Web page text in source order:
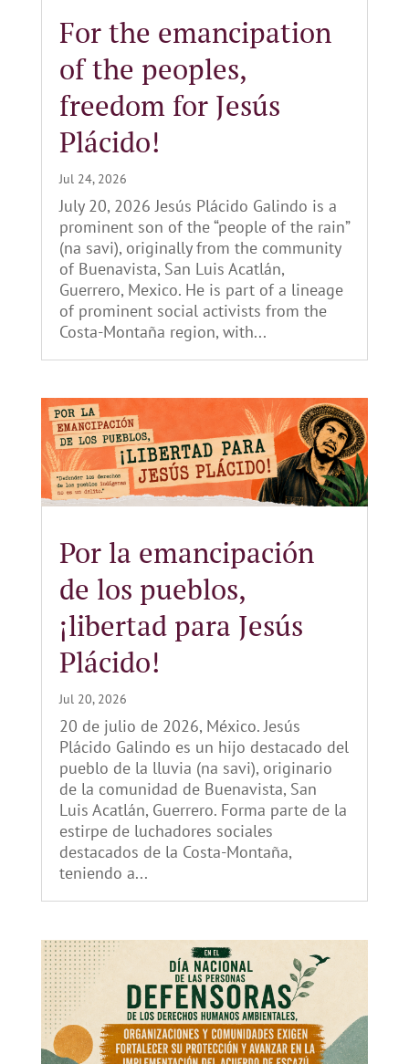
For the emancipation
of the peoples,
freedom for Jesús
Plácido!
Jul 24, 2026
July 20, 2026 Jesús Plácido Galindo is a
prominent son of the “people of the rain”
(na savi), originally from the community
of Buenavista, San Luis Acatlán,
Guerrero, Mexico. He is part of a lineage
of prominent social activists from the
Costa-Montaña region, with...
Por la emancipación
de los pueblos,
¡libertad para Jesús
Plácido!
Jul 20, 2026
20 de julio de 2026, México. Jesús
Plácido Galindo es un hijo destacado del
pueblo de la lluvia (na savi), originario
de la comunidad de Buenavista, San
Luis Acatlán, Guerrero. Forma parte de la
estirpe de luchadores sociales
destacados de la Costa-Montaña,
teniendo a...